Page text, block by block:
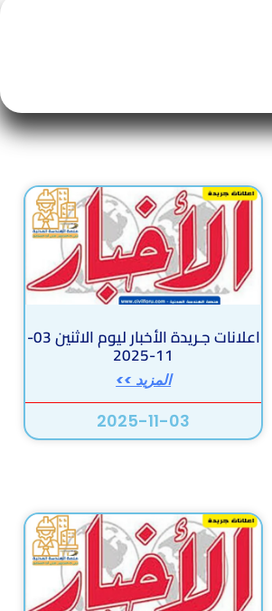
اعلانات جـريدة الأخبار ليوم الاثنين 03-
11-2025
المزيد >>
2025-11-03